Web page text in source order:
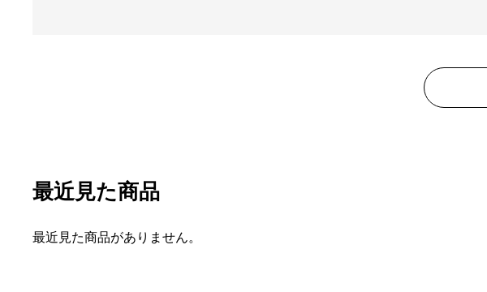
最近見た商品
最近見た商品がありません。